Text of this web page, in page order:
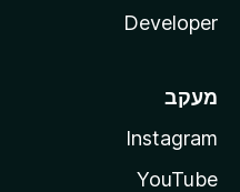
Developer
מעקב
Instagram
YouTube